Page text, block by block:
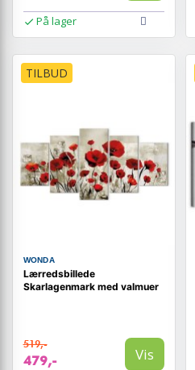
På lager
TILBUD
WONDA
Lærredsbillede
Skarlagenmark med valmuer
519,-
479,- Vis